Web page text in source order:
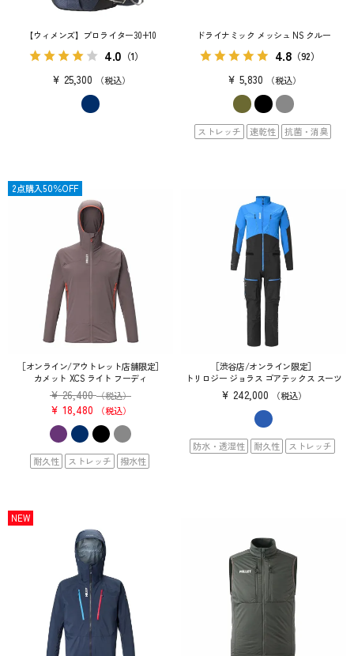
【ウィメンズ】プロライター30+10
4.0 （1）
¥ 25,300 税込
ドライナミック メッシュ NS クルー
4.8 （92）
¥ 5,830 税込
ストレッチ 速乾性 抗菌・消臭
［オンライン/アウトレット店舗限定］
カメット XCS ライト フーディ
¥ 26,400 （税込）
¥ 18,480 税込
SALE
耐久性 ストレッチ 撥水性
2点購入50％OFF
［渋谷店/オンライン限定］
トリロジー ジョラス ゴアテックス スーツ
¥ 242,000 税込
防水・透湿性 耐久性 ストレッチ
NEW